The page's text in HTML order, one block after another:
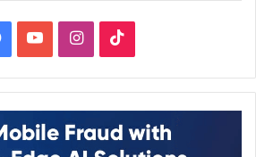
Facebook
YouTubeInstagram